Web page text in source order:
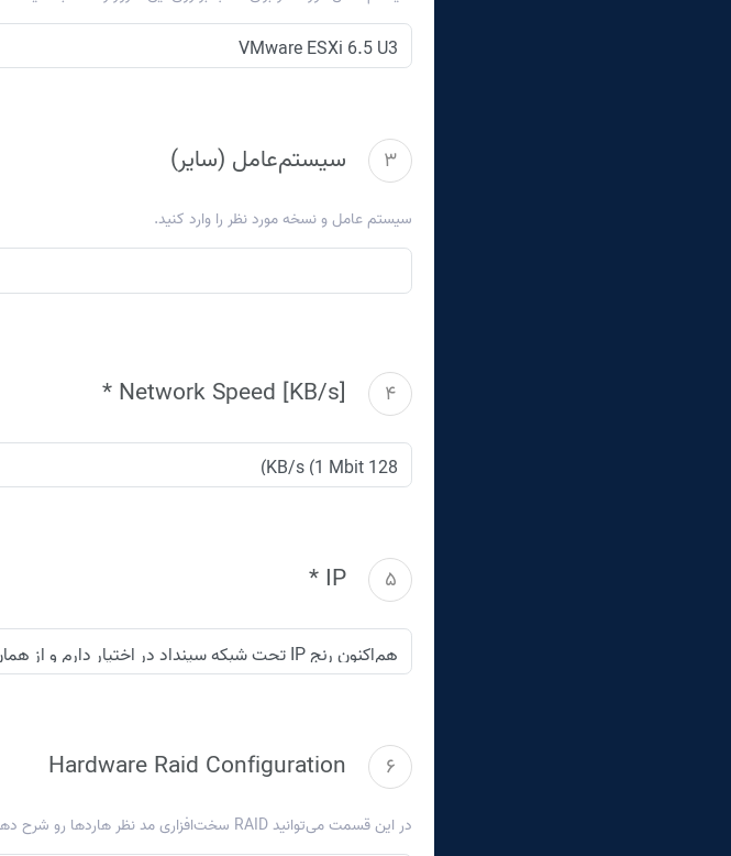
3 سیستم‌عامل (سایر)
سیستم عامل و نسخه مورد نظر را وارد کنید.
4
Network Speed [KB/s] *
5
IP *
6
Hardware Raid Configuration
در این قسمت می‌توانید RAID سخت‌افزاری مد نظر هارد‌ها رو شرح دهید.